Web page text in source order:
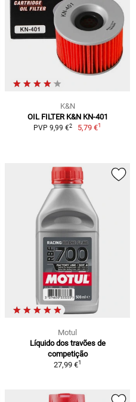
K&N
OIL FILTER K&N KN-401
PVP 9,99 €2 5,79 €1
Motul
Líquido dos travões de
competição
27,99 €1